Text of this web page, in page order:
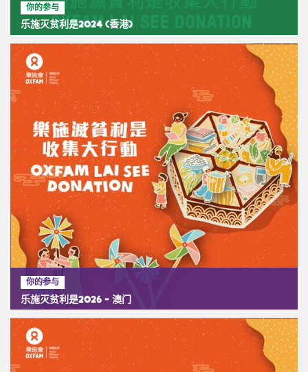
你的参与
乐施灭贫利是2024 (香港)
你的参与
乐施灭贫利是2026 - 澳门